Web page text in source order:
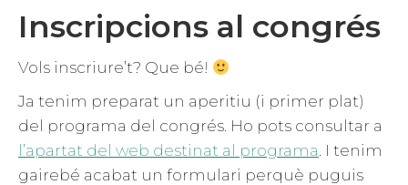
Inscripcions al congrés
Vols inscriure’t? Que bé!
Ja tenim preparat un aperitiu (i primer plat)
del programa del congrés. Ho pots consultar a
l’apartat del web destinat al programa. I tenim
gairebé acabat un formulari perquè puguis